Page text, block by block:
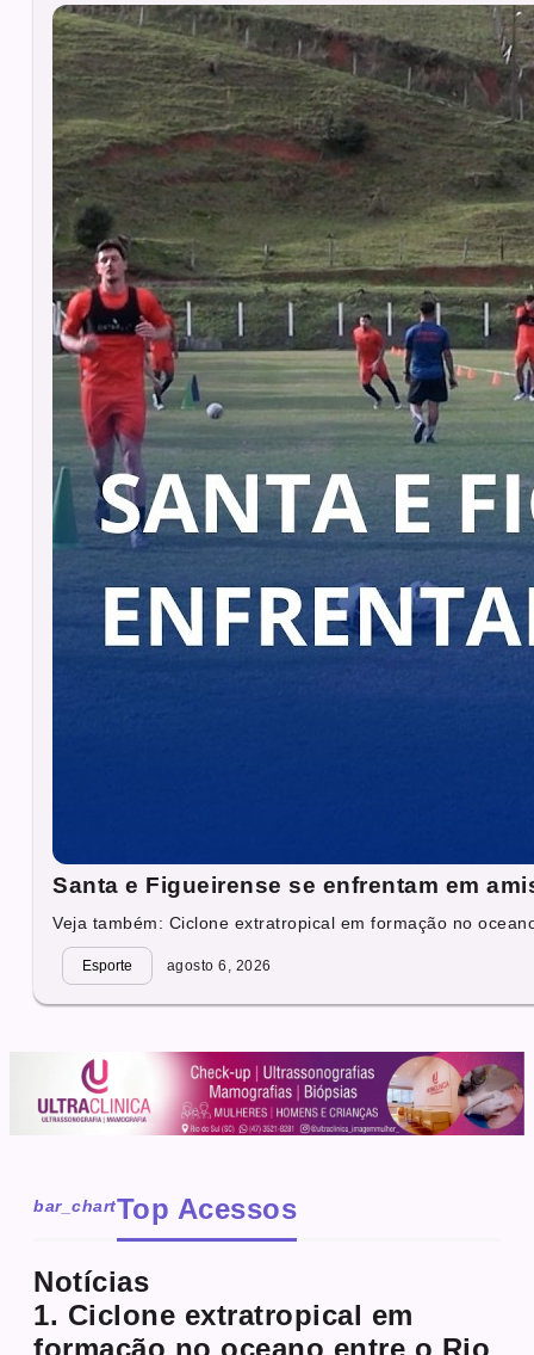
Santa e Figueirense se enfrentam em
Veja também: Ciclone extratropical em formação no
Esporte agosto 6, 2026
bar_chartTop Acessos
Notícias
1. Ciclone extratropical em
formação no oceano entre o Rio